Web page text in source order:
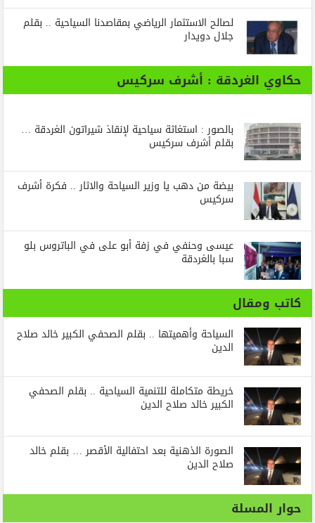
لصالح الاستثمار الرياضي بمقاصدنا السياحية .. بقلم
جلال دويدار
حكاوي الغردقة : أشرف سركيس
بالصور : استغاثة سياحية لإنقاذ شيراتون الغردقة …
بقلم أشرف سركيس
بيضة من دهب يا وزير السياحة والاثار .. فكرة أشرف
سركيس
عيسى وحنفي في زفة أبو على في الباتروس بلو
سبا بالغردقة
كاتب ومقال
السياحة وأهميتها .. بقلم الصحفي الكبير خالد صلاح
الدين
خريطة متكاملة للتنمية السياحية .. بقلم الصحفي
الكبير خالد صلاح الدين
الصورة الذهنية بعد احتفالية الأقصر … بقلم خالد
صلاح الدين
حوار المسلة